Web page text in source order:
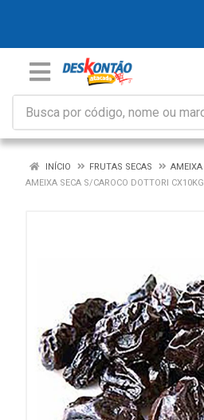
INÍCIO FRUTAS SECAS
AMEIXA
AMEIXA SECA S/CAROCO DOTTORI CX10KG